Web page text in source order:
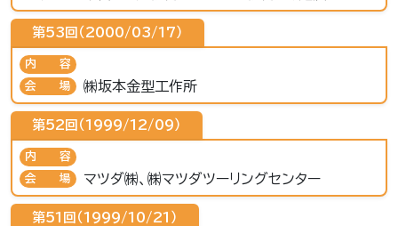
第53回（2000/03/17）
内容
会場
㈱坂本金型工作所
第52回（1999/12/09）
内容
会場
マツダ㈱、㈱マツダツーリングセンター
第51回（1999/10/21）